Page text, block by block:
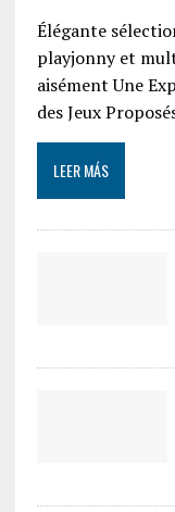
Élégante
playjonny et
aisément Une
des Jeux
LEER MÁS